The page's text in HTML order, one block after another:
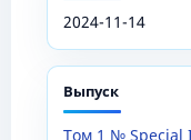
2024-11-14
Выпуск
Том 1 № Special